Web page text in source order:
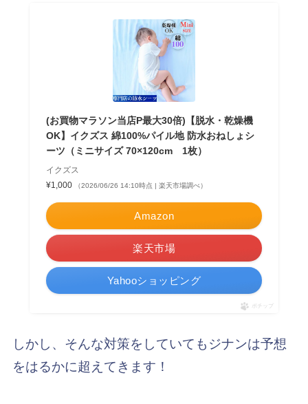
(お買物マラソン当店P最大30倍)【脱水・乾燥機
OK】イクズス 綿100%パイル地 防水おねしょシ
ーツ（ミニサイズ 70×120cm 1枚）
イクズス
¥1,000
（2026/06/26 14:10時点 | 楽天市場調べ）
Amazon
楽天市場
Yahooショッピング
ポチップ
しかし、そんな対策をしていてもジナンは予想
をはるかに超えてきます！